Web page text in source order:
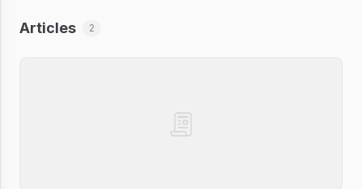
Articles 2